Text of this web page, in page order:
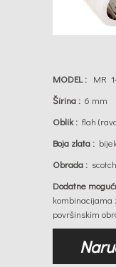
MODEL : MR
Širina : 6 mm
Oblik : flah
Boja zlata :
Obrada :
Dodatne
kombinacijama
površinskim